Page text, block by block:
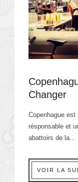
Changer
Copenhague
résponsable et
abattoirs de la...
VOIR LA